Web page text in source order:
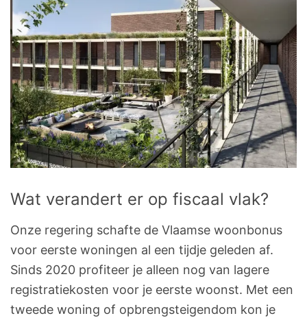
Wat verandert er op fiscaal vlak?
Onze regering schafte de Vlaamse woonbonus
voor eerste woningen al een tijdje geleden af.
Sinds 2020 profiteer je alleen nog van lagere
registratiekosten voor je eerste woonst. Met een
tweede woning of opbrengsteigendom kon je